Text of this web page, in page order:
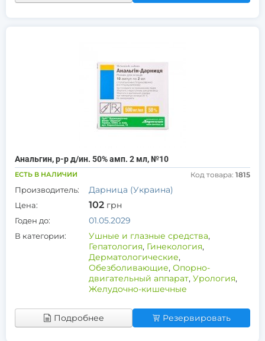
Анальгин, р-р д/ин. 50% амп. 2 мл, №10
ЕСТЬ В НАЛИЧИИ Код товара: 1815
Производитель: Дарница (Украина)
Цена: 102 грн
Годен до: 01.05.2029
В категории: Ушные и глазные средства,
Гепатология, Гинекология,
Дерматологические,
Обезболивающие, Опорно-
двигательный аппарат, Урология,
Желудочно-кишечные
Подробнее Резервировать